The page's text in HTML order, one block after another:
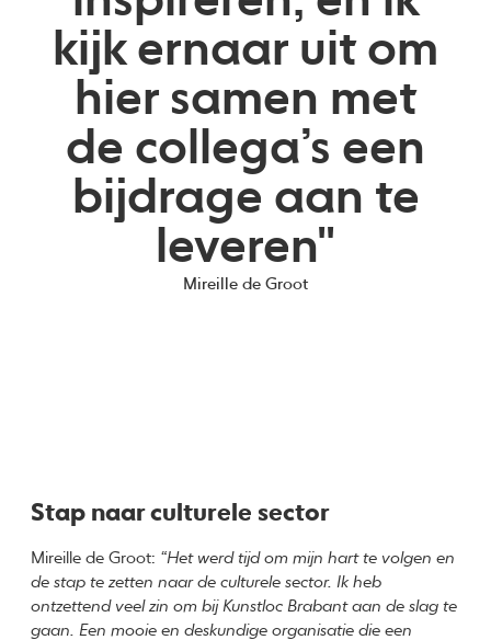
kijk ernaar uit om
hier samen met
de collega’s een
bijdrage aan te
leveren"
Mireille de Groot
Stap naar culturele sector
Mireille de Groot: “Het werd tijd om mijn hart te volgen en
de stap te zetten naar de culturele sector. Ik heb
ontzettend veel zin om bij Kunstloc Brabant aan de slag te
gaan. Een mooie en deskundige organisatie die een